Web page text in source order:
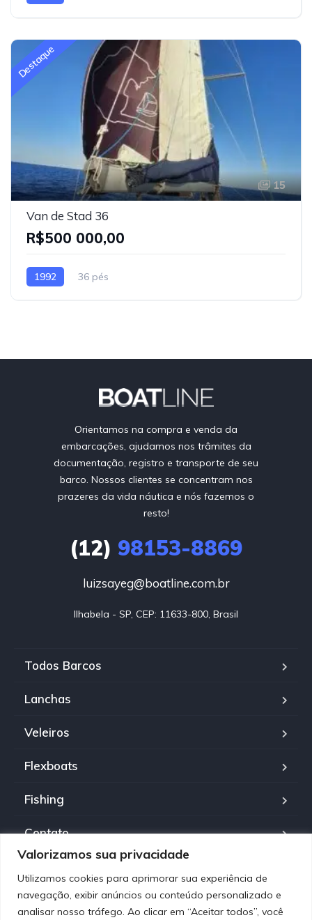
Valorizamos sua privacidade
Utilizamos cookies para aprimorar sua experiência de
navegação, exibir anúncios ou conteúdo personalizado e
analisar nosso tráfego. Ao clicar em “Aceitar todos”, você
Destaque
15
Van de Stad 36
R$500 000,00
1992 36 pés
Orientamos na compra e venda da
embarcações, ajudamos nos trâmites da
documentação, registro e transporte de seu
barco. Nossos clientes se concentram nos
prazeres da vida náutica e nós fazemos o
resto!
(12) 98153-8869
luizsayeg@boatline.com.br
Ilhabela - SP, CEP: 11633-800, Brasil
Todos Barcos
Lanchas
Veleiros
Flexboats
Fishing
Contato
Política de Privacidade